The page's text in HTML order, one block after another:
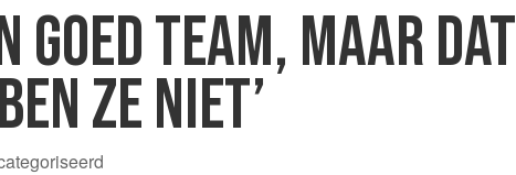
GOED TEAM, MAAR DAT
ZE NIET’